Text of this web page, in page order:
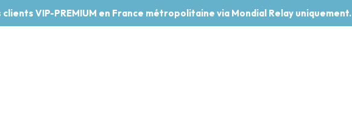
VIP-PREMIUM en France métropolitaine via Mondial Relay uniquement.